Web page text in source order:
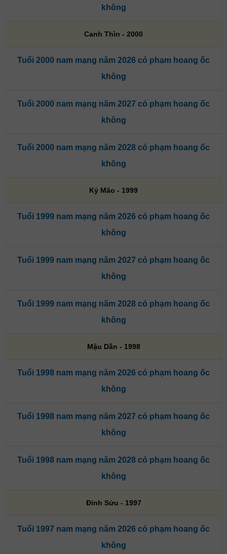
không
Canh Thìn - 2000
Tuổi 2000 nam mạng năm 2026 có phạm hoang ốc
không
Tuổi 2000 nam mạng năm 2027 có phạm hoang ốc
không
Tuổi 2000 nam mạng năm 2028 có phạm hoang ốc
không
Kỷ Mão - 1999
Tuổi 1999 nam mạng năm 2026 có phạm hoang ốc
không
Tuổi 1999 nam mạng năm 2027 có phạm hoang ốc
không
Tuổi 1999 nam mạng năm 2028 có phạm hoang ốc
không
Mậu Dần - 1998
Tuổi 1998 nam mạng năm 2026 có phạm hoang ốc
không
Tuổi 1998 nam mạng năm 2027 có phạm hoang ốc
không
Tuổi 1998 nam mạng năm 2028 có phạm hoang ốc
không
Đinh Sửu - 1997
Tuổi 1997 nam mạng năm 2026 có phạm hoang ốc
không